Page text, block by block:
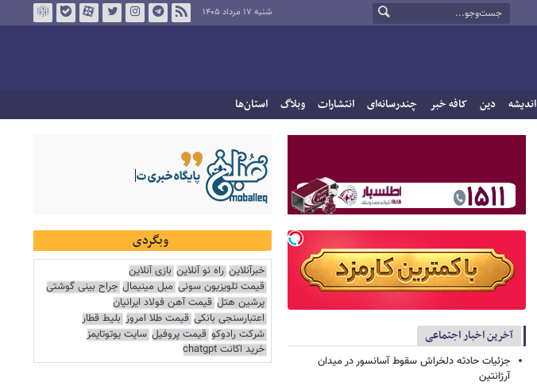
شنبه ۱۷ مرداد ۱۴۰۵
اندیشه دین کافه خبر چندرسانه‌ای انتشارات وبلاگ استان‌ها
آخرین اخبار اجتماعی
جزئیات حادثه دلخراش سقوط آسانسور در میدان
آرژانتین
وبگردی
خبرآنلاین راه نو آنلاین بازی آنلاین
قیمت تلویزیون سونی مبل مینیمال جراح بینی گوشتی
پرشین هتل قیمت آهن فولاد ایرانیان
اعتبارسنجی بانکی قیمت طلا امروز بلیط قطار
شرکت رادوکو قیمت پروفیل سایت یوتوتایمز
خرید اکانت chatgpt